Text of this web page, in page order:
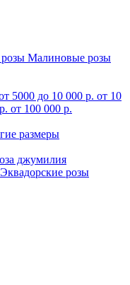
Малиновые розы
5000 до 10 000 р. от 10
от 100 000 р.
размеры
джумилия
Эквадорские розы